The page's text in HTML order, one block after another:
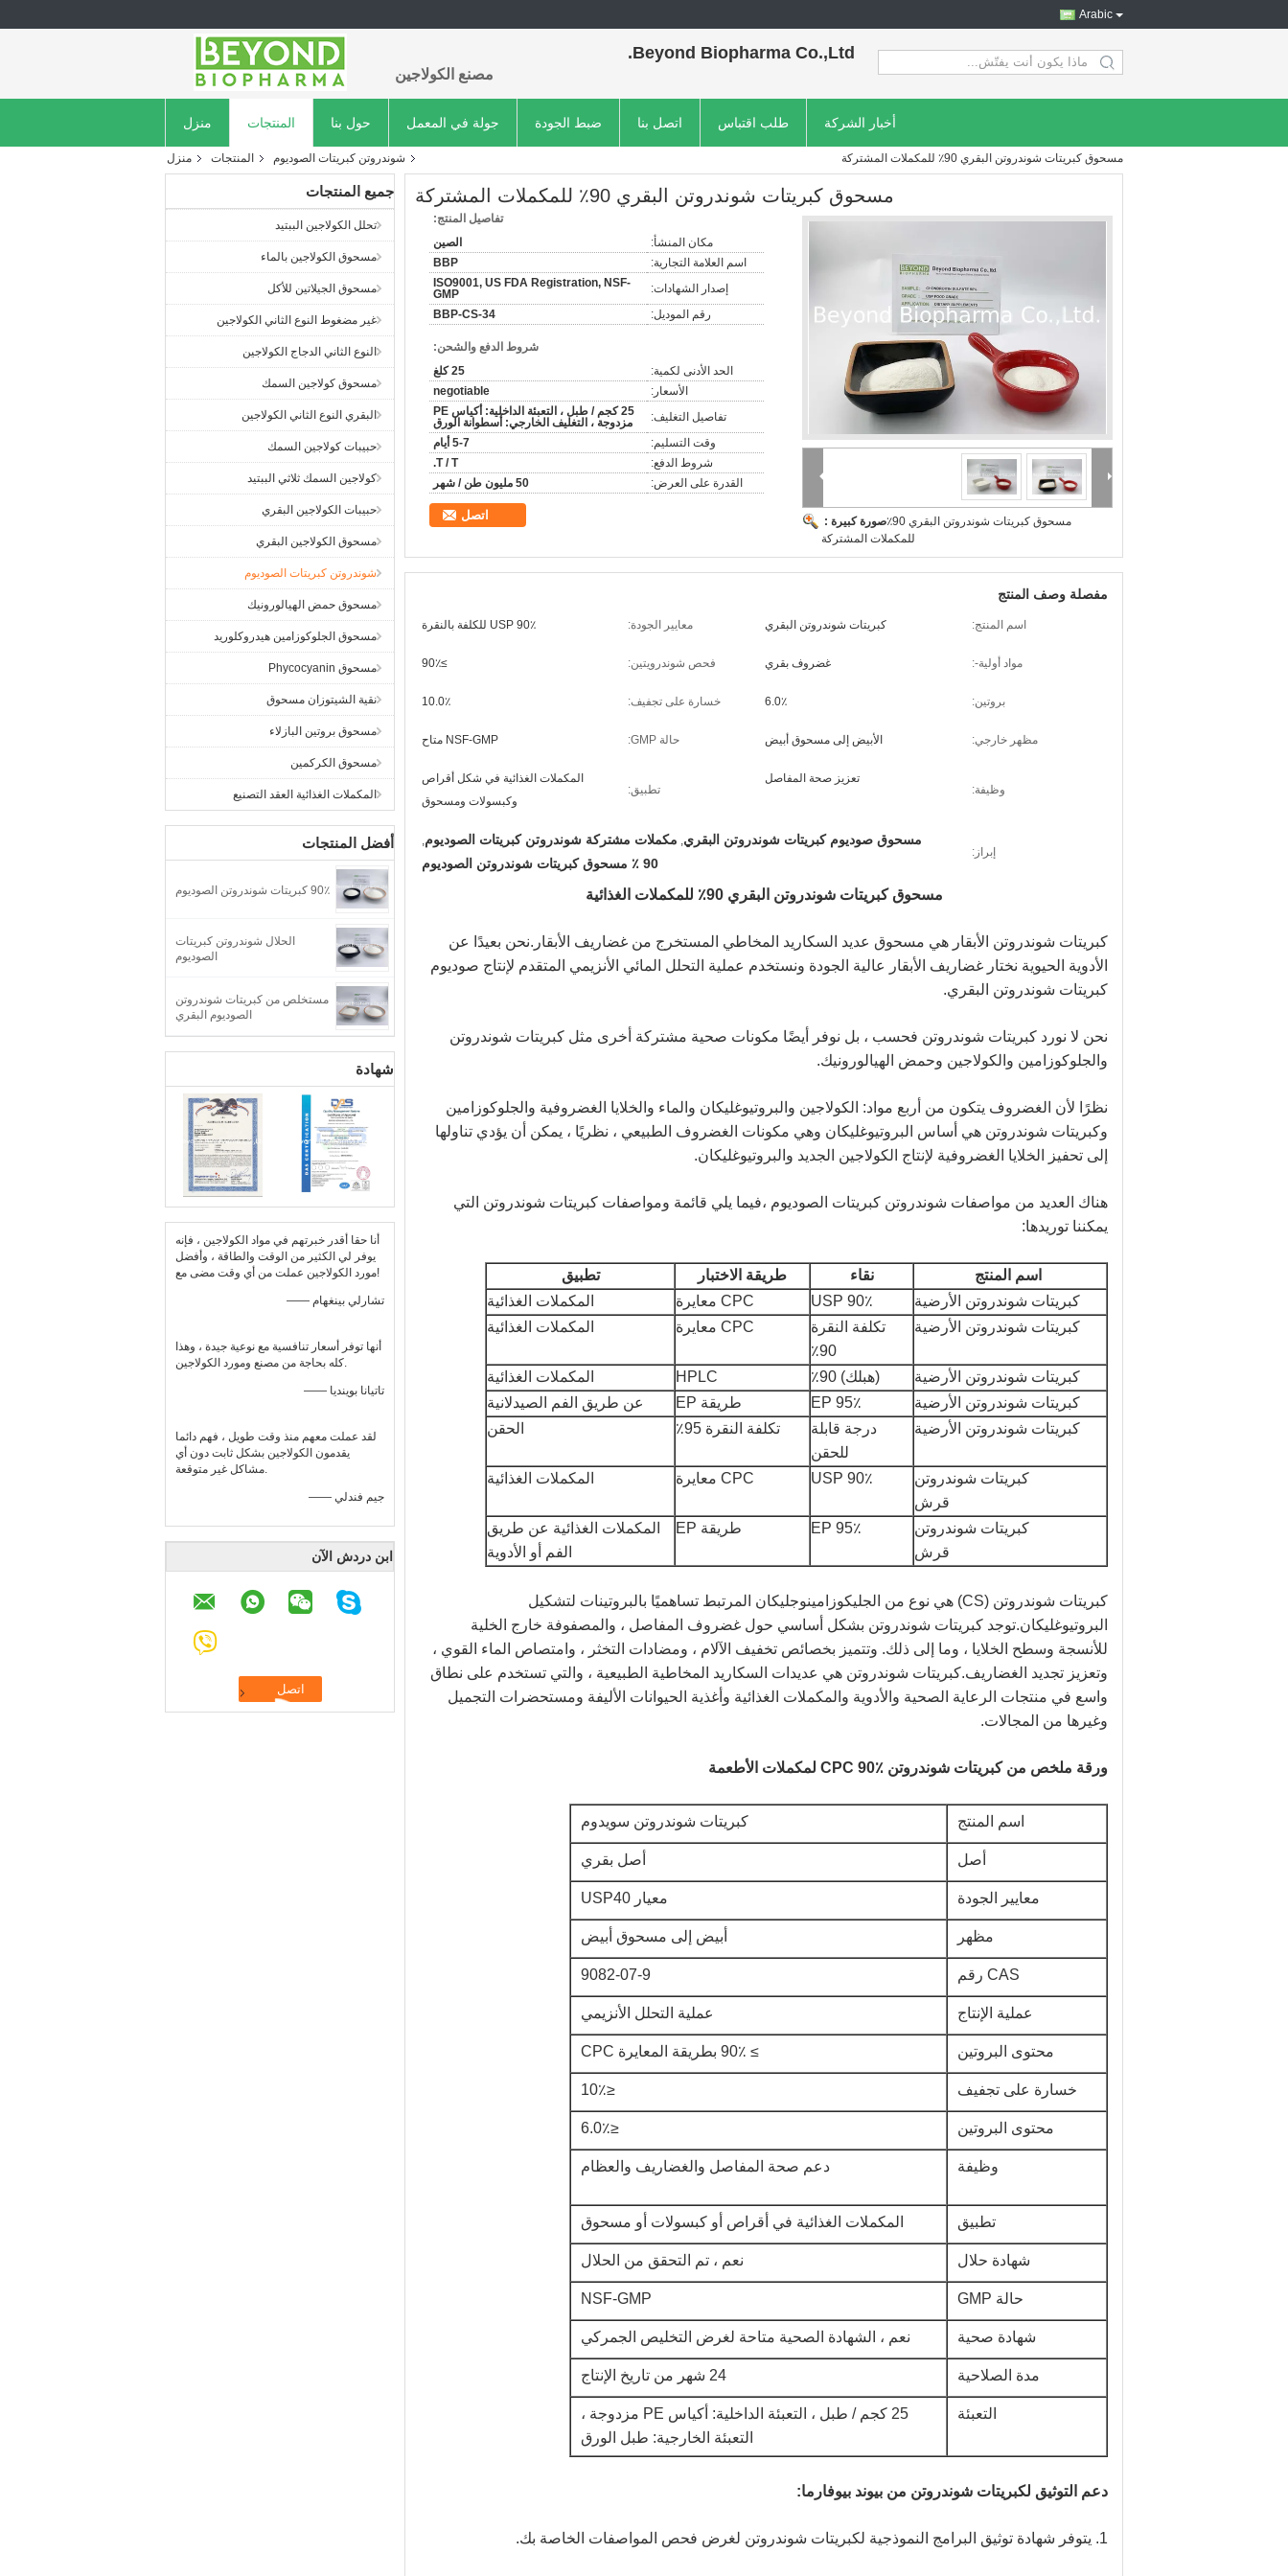
Arabic
Beyond Biopharma Co.,Ltd.
مصنع الكولاجين search
منزل المنتجات حول بنا جولة في المعمل ضبط الجودة اتصل بنا طلب اقتباس أخبار الشركة
منزل المنتجات شوندروتن كبريتات الصوديوم مسحوق كبريتات شوندروتن البقري 90٪ للمكملات المشتركة
جميع المنتجات
تحلل الكولاجين الببتيد
مسحوق الكولاجين بالماء
مسحوق الجيلاتين للأكل
غير مضغوط النوع الثاني الكولاجين
النوع الثاني الدجاج الكولاجين
مسحوق كولاجين السمك
البقري النوع الثاني الكولاجين
حبيبات كولاجين السمك
كولاجين السمك ثلاثي الببتيد
حبيبات الكولاجين البقري
مسحوق الكولاجين البقري
شوندروتن كبريتات الصوديوم
مسحوق حمض الهيالورونيك
مسحوق الجلوكوزامين هيدروكلوريد
مسحوق Phycocyanin
نقية الشيتوزان مسحوق
مسحوق بروتين البازلاء
مسحوق الكركمين
المكملات الغذائية العقد التصنيع
أفضل المنتجات
90٪ كبريتات شوندروتن الصوديوم
الحلال شوندروتن كبريتات
الصوديوم
مستخلص من كبريتات شوندروتن
الصوديوم البقري
شهادة
أنا حقا أقدر خبرتهم في مواد الكولاجين ، فإنه
يوفر لي الكثير من الوقت والطاقة ، وأفضل
مورد الكولاجين عملت من أي وقت مضى مع!
—— تشارلي بينغهام
أنها توفر أسعار تنافسية مع نوعية جيدة ، وهذا
كله بحاجة من مصنع ومورد الكولاجين.
—— تاتيانا بوينديا
لقد عملت معهم منذ وقت طويل ، فهم دائما
يقدمون الكولاجين بشكل ثابت دون أي
مشاكل غير متوقعة.
—— جيم فندلي
ابن دردش الآن
مسحوق كبريتات شوندروتن البقري 90٪ للمكملات المشتركة
صورة كبيرة :مسحوق كبريتات شوندروتن البقري 90٪
للمكملات المشتركة
تفاصيل المنتج:
مكان المنشأ:
الصين
اسم العلامة التجارية:
BBP
إصدار الشهادات:
ISO9001, US FDA Registration, NSF-
GMP
رقم الموديل:
BBP-CS-34
شروط الدفع والشحن:
الحد الأدنى لكمية:
25 كلغ
الأسعار:
negotiable
تفاصيل التغليف:
25 كجم / طبل ، التعبئة الداخلية: أكياس PE
مزدوجة ، التغليف الخارجي: أسطوانة الورق
وقت التسليم:
5-7 أيام
شروط الدفع:
T / T.
القدرة على العرض:
50 مليون طن / شهر
اتصل
مفصلة وصف المنتج
اسم المنتج: كبريتات شوندروتن البقري معايير الجودة: USP 90٪ للكلفة بالنقرة
مواد أولية-: غضروف بقري فحص شوندرويتين: ≥90٪
بروتين: 6.0٪ خسارة على تجفيف: 10.0٪
مظهر خارجي: الأبيض إلى مسحوق أبيض حالة GMP: NSF-GMP متاح
وظيفة:
تعزيز صحة المفاصل
تطبيق:
المكملات الغذائية في شكل أقراص
وكبسولات ومسحوق
إبراز:
مسحوق صوديوم كبريتات شوندروتن البقري, مكملات مشتركة شوندروتن كبريتات الصوديوم,
90 ٪ مسحوق كبريتات شوندروتن الصوديوم
مسحوق كبريتات شوندروتن البقري 90٪ للمكملات الغذائية
كبريتات شوندروتن الأبقار هي مسحوق عديد السكاريد المخاطي المستخرج من غضاريف الأبقار.نحن بعيدًا عن
الأدوية الحيوية نختار غضاريف الأبقار عالية الجودة ونستخدم عملية التحلل المائي الأنزيمي المتقدم لإنتاج صوديوم
كبريتات شوندروتن البقري.
نحن لا نورد كبريتات شوندروتن فحسب ، بل نوفر أيضًا مكونات صحية مشتركة أخرى مثل كبريتات شوندروتن
والجلوكوزامين والكولاجين وحمض الهيالورونيك.
نظرًا لأن الغضروف يتكون من أربع مواد: الكولاجين والبروتيوغليكان والماء والخلايا الغضروفية والجلوكوزامين
وكبريتات شوندروتن هي أساس البروتيوغليكان وهي مكونات الغضروف الطبيعي ، نظريًا ، يمكن أن يؤدي تناولها
إلى تحفيز الخلايا الغضروفية لإنتاج الكولاجين الجديد والبروتيوغليكان.
هناك العديد من مواصفات شوندروتن كبريتات الصوديوم ،فيما يلي قائمة ومواصفات كبريتات شوندروتن التي
يمكننا توريدها:
اسم المنتج نقاء طريقة الاختبار
تطبيق
كبريتات شوندروتن الأرضية
USP 90٪ CPC معايرة
المكملات الغذائية
كبريتات شوندروتن الأرضية
تكلفة النقرة
90٪
CPC معايرة المكملات الغذائية
كبريتات شوندروتن الأرضية (هبلك) 90٪ HPLC
المكملات الغذائية
كبريتات شوندروتن الأرضية
95٪ EP طريقة EP
عن طريق الفم الصيدلانية
كبريتات شوندروتن الأرضية
درجة قابلة
للحقن
تكلفة النقرة 95٪ الحقن
كبريتات شوندروتن
قرش
USP 90٪ CPC معايرة المكملات الغذائية
كبريتات شوندروتن
قرش
95٪ EP طريقة EP
المكملات الغذائية عن طريق
الفم أو الأدوية
كبريتات شوندروتن (CS) هي نوع من الجليكوزامينوجليكان المرتبط تساهميًا بالبروتينات لتشكيل
البروتيوغليكان.توجد كبريتات شوندروتن بشكل أساسي حول غضروف المفاصل ، والمصفوفة خارج الخلية
للأنسجة وسطح الخلايا ، وما إلى ذلك. وتتميز بخصائص تخفيف الآلام ، ومضادات التخثر ، وامتصاص الماء القوي ،
وتعزيز تجديد الغضاريف.كبريتات شوندروتن هي عديدات السكاريد المخاطية الطبيعية ، والتي تستخدم على نطاق
واسع في منتجات الرعاية الصحية والأدوية والمكملات الغذائية وأغذية الحيوانات الأليفة ومستحضرات التجميل
وغيرها من المجالات.
ورقة ملخص من كبريتات شوندروتن CPC 90٪ لمكملات الأطعمة
اسم المنتج كبريتات شوندروتن سويدوم
أصل أصل بقري
معايير الجودة معيار USP40
مظهر أبيض إلى مسحوق أبيض
CAS رقم 9082-07-9
عملية الإنتاج عملية التحلل الأنزيمي
محتوى البروتين ≥ 90٪ بطريقة المعايرة CPC
خسارة على تجفيف ≤10٪
محتوى البروتين ≤6.0٪
وظيفة دعم صحة المفاصل والغضاريف والعظام
تطبيق المكملات الغذائية في أقراص أو كبسولات أو مسحوق
شهادة حلال نعم ، تم التحقق من الحلال
حالة GMP NSF-GMP
شهادة صحية نعم ، الشهادة الصحية متاحة لغرض التخليص الجمركي
مدة الصلاحية 24 شهر من تاريخ الإنتاج
التعبئة
25 كجم / طبل ، التعبئة الداخلية: أكياس PE مزدوجة ،
التعبئة الخارجية: طبل الورق
دعم التوثيق لكبريتات شوندروتن من بيوند بيوفارما:
1. يتوفر شهادة توثيق البرامج النموذجية لكبريتات شوندروتن لغرض فحص المواصفات الخاصة بك.